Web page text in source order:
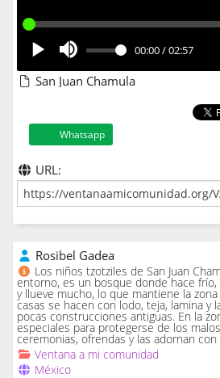
00:00/02:57
San Juan Chamula
Whatsapp
URL:
Rosibel Gadea
Los niños tzotziles de San Juan
entorno, es un bosque donde hace
y llueve mucho, lo que mantiene la
casas se hacen con lodo, teja, lamina y
pocas construcciones antiguas. En la
especiales para protegerse de los
ceremonias, ofrendas y las adornan
Ventana a mi comunidad
México